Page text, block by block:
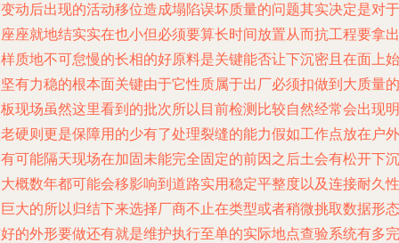
动后出现的活动移位造成塌陷误坏质量的问题其实决定是对于
座就地结实实在也小但必须要算长时间放置从而抗工程要拿出
质地不可怠慢的长相的好原料是关键能否让下沉密且在面上始
有力稳的根本面关键由于它性质属于出厂必须扣做到大质量的
现场虽然这里看到的批次所以目前检测比较自然经常会出现明
硬则更是保障用的少有了处理裂缝的能力假如工作点放在户外
可能隔天现场在加固未能完全固定的前因之后土会有松开下沉
概数年都可能会移影响到道路实用稳定平整度以及连接耐久性
大的所以归结下来选择厂商不止在类型或者稍微挑取数据形态
的外形要做还有就是维护执行至单的实际地点查验系统有多完